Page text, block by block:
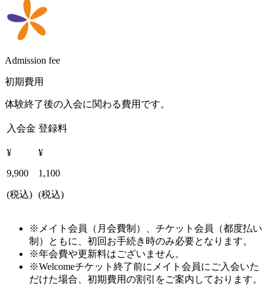
Admission fee
初期費用
体験終了後の入会に関わる費用です。
入会金 登録料
¥
9,900
(税込)
¥
1,100
(税込)
※メイト会員（月会費制）、チケット会員（都度払い
制）ともに、初回お手続き時のみ必要となります。
※年会費や更新料はございません。
※Welcomeチケット終了前にメイト会員にご入会いた
だけた場合、初期費用の割引をご案内しております。